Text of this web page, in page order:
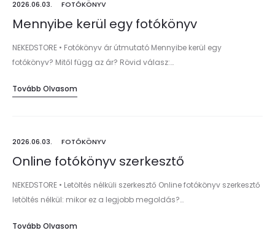
2026.06.03. FOTÓKÖNYV
Mennyibe kerül egy fotókönyv
NEKEDSTORE • Fotókönyv ár útmutató Mennyibe kerül egy
fotókönyv? Mitől függ az ár? Rövid válasz:…
Tovább Olvasom
2026.06.03. FOTÓKÖNYV
Online fotókönyv szerkesztő
NEKEDSTORE • Letöltés nélküli szerkesztő Online fotókönyv szerkesztő
letöltés nélkül: mikor ez a legjobb megoldás?…
Tovább Olvasom